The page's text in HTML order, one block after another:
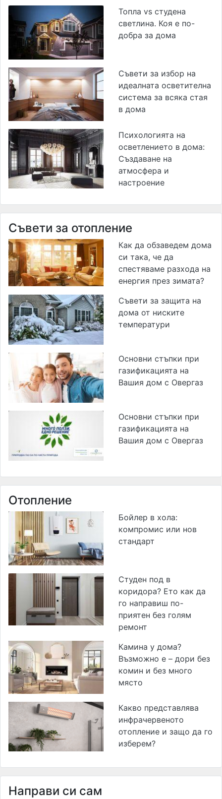
Топла vs студена
светлина. Коя е по-
добра за дома
Съвети за избор на
идеалната осветителна
система за всяка стая
в дома
Психологията на
осветлението в дома:
Създаване на
атмосфера и
настроение
Съвети за отопление
Как да обзаведем дома
си така, че да
спестяваме разхода на
енергия през зимата?
Съвети за защита на
дома от ниските
температури
Основни стъпки при
газификацията на
Вашия дом с Овергаз
Основни стъпки при
газификацията на
Вашия дом с Овергаз
Отопление
Бойлер в хола:
компромис или нов
стандарт
Студен под в
коридора? Ето как да
го направиш по-
приятен без голям
ремонт
Камина у дома?
Възможно е – дори без
комин и без много
място
Какво представлява
инфрачервеното
отопление и защо да го
изберем?
Направи си сам